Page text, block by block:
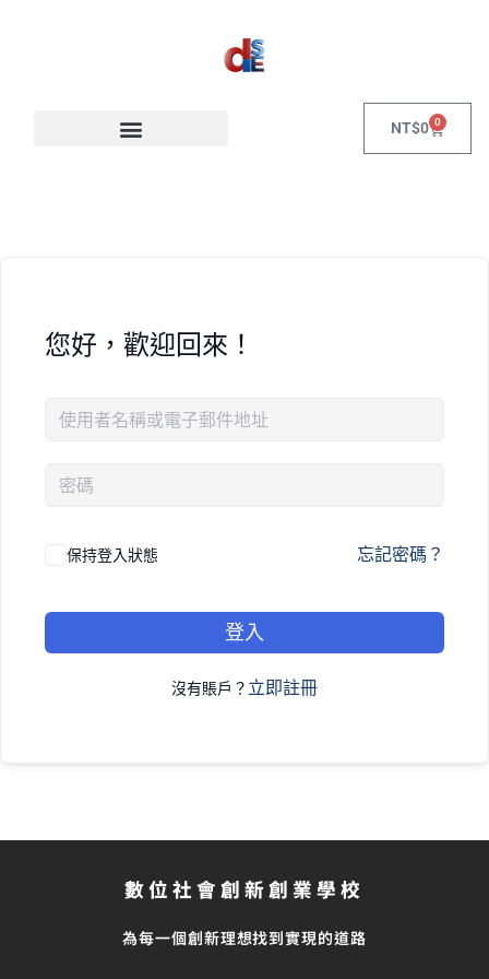
NT$0 0
您好，歡迎回來！
保持登入狀態 忘記密碼？
登入
沒有賬戶？ 立即註冊
數位社會創新創業學校
為每一個創新理想找到實現的道路